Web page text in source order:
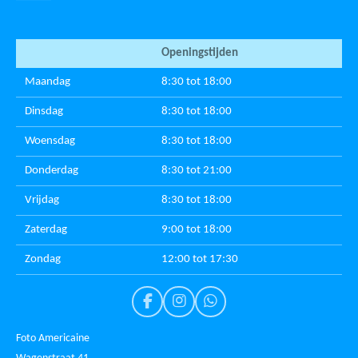
Openingstijden
Maandag 8:30 tot 18:00
Dinsdag 8:30 tot 18:00
Woensdag 8:30 tot 18:00
Donderdag 8:30 tot 21:00
Vrijdag 8:30 tot 18:00
Zaterdag 9:00 tot 18:00
Zondag 12:00 tot 17:30
F
I
W
Foto Americaine